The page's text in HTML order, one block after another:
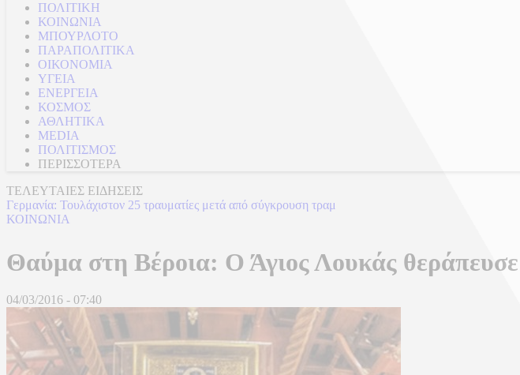
ΠΟΛΙΤΙΚΗ
ΚΟΙΝΩΝΙΑ
ΜΠΟΥΡΛΟΤΟ
ΠΑΡΑΠΟΛΙΤΙΚΑ
ΟΙΚΟΝΟΜΙΑ
ΥΓΕΙΑ
ΕΝΕΡΓΕΙΑ
ΚΟΣΜΟΣ
ΑΘΛΗΤΙΚΑ
MEDIA
ΠΟΛΙΤΙΣΜΟΣ
ΠΕΡΙΣΣΟΤΕΡΑ
ΤΕΛΕΥΤΑΙΕΣ ΕΙΔΗΣΕΙΣ
Γερμανία: Τουλάχιστον 25 τραυματίες μετά από σύγκρουση τραμ
ΚΟΙΝΩΝΙΑ
Θαύμα στη Βέροια: Ο Άγιος Λουκάς
04/03/2016 - 07:40